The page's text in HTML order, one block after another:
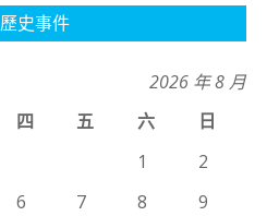
歷史事件
2026 年 8 月
四 五 六
日
1
2
6 7 8
9